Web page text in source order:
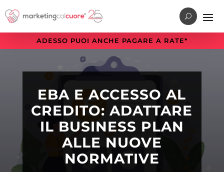
al
menu
di
principale
al
contenuto
principale
alla
sezione
a
ADESSO PUOI ANCHE PAGARE A RATE*
EBA E ACCESSO AL
CREDITO: ADATTARE
IL BUSINESS PLAN
ALLE NUOVE
NORMATIVE